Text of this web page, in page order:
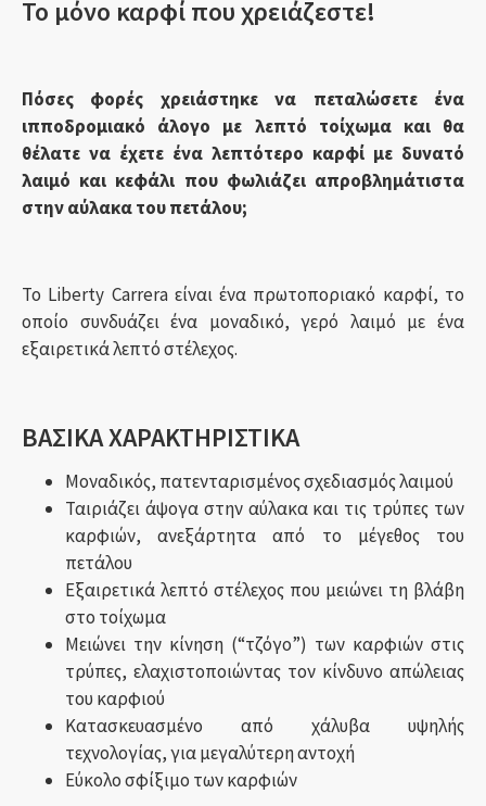
Το μόνο καρφί που χρειάζεστε!
Πόσες φορές χρειάστηκε να πεταλώσετε ένα
ιπποδρομιακό άλογο με λεπτό τοίχωμα και θα
θέλατε να έχετε ένα λεπτότερο καρφί με δυνατό
λαιμό και κεφάλι που φωλιάζει απροβλημάτιστα
στην αύλακα του πετάλου;
Το Liberty Carrera είναι ένα πρωτοποριακό καρφί, το
οποίο συνδυάζει ένα μοναδικό, γερό λαιμό με ένα
εξαιρετικά λεπτό στέλεχος.
ΒΑΣΙΚΑ ΧΑΡΑΚΤΗΡΙΣΤΙΚΑ
Μοναδικός, πατενταρισμένος σχεδιασμός λαιμού
Ταιριάζει άψογα στην αύλακα και τις τρύπες των
καρφιών, ανεξάρτητα από το μέγεθος του
πετάλου
Εξαιρετικά λεπτό στέλεχος που μειώνει τη βλάβη
στο τοίχωμα
Μειώνει την κίνηση (“τζόγο”) των καρφιών στις
τρύπες, ελαχιστοποιώντας τον κίνδυνο απώλειας
του καρφιού
Κατασκευασμένο από χάλυβα υψηλής
τεχνολογίας, για μεγαλύτερη αντοχή
Εύκολο σφίξιμο των καρφιών